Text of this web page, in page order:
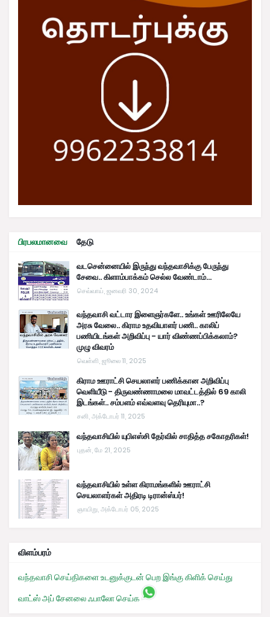
பிரபலமானவை தேடு
வடசென்னையில் இருந்து வந்தவாசிக்கு பேருந்து
சேவை.. கிளாம்பாக்கம் செல்ல வேண்டாம்...
செவ்வாய், ஜனவரி 30, 2024
வந்தவாசி வட்டார இளைஞர்களே.. உங்கள் ஊரிலேயே
அரசு வேலை.. கிராம உதவியாளர் பணி.. காலிப்
பணியிடங்கள் அறிவிப்பு - யார் விண்ணப்பிக்கலாம்?
முழு விவரம்
வெள்ளி, ஜூலை 11, 2025
கிராம ஊராட்சி செயலாளர் பணிக்கான அறிவிப்பு
வெளியீடு - திருவண்ணாமலை மாவட்டத்தில் 69 காலி
இடங்கள்.. சம்பளம் எவ்வளவு தெரியுமா..?
சனி, அக்டோபர் 11, 2025
வந்தவாசியில் யுபிஎஸ்சி தேர்வில் சாதித்த சகோதரிகள்!
புதன், மே 21, 2025
வந்தவாசியில் உள்ள கிராமங்களில் ஊராட்சி
செயலாளர்கள் அதிரடி டிரான்ஸ்பர்!
ஞாயிறு, அக்டோபர் 05, 2025
விளம்பரம்
வந்தவாசி செய்திகளை உடனுக்குடன் பெற இங்கு கிளிக் செய்து
வாட்ஸ் அப் சேனலை ஃபாலோ செய்க